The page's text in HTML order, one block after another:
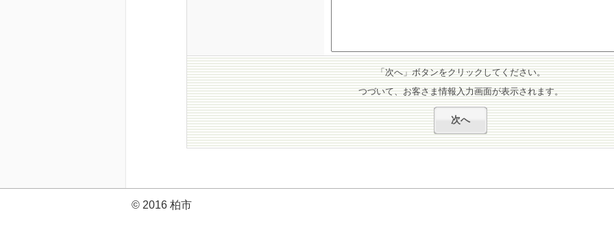
「次へ」ボタンをクリックしてください。
つづいて、お客さま情報入力画面が表示されます。
© 2016 柏市